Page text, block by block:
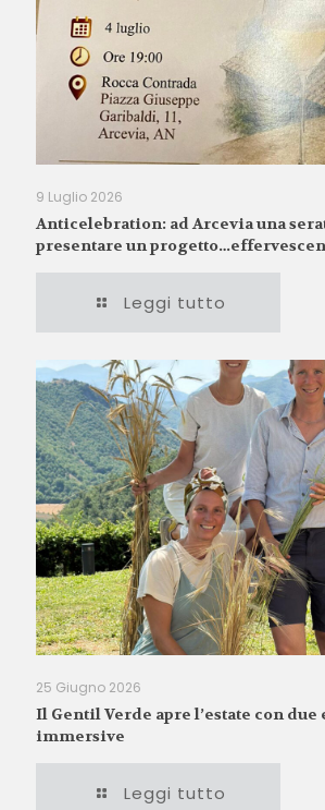
9 Luglio 2026
Anticelebration: ad Arcevia una
presentare un
Leggi tutto
25 Giugno 2026
Il Gentil Verde apre l’estate con due
immersive
Leggi tutto